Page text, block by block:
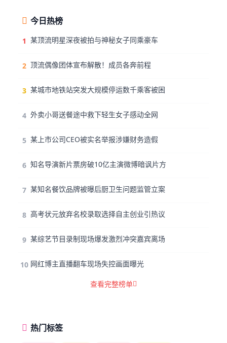
今日热榜
1 某顶流明星深夜被拍与神秘女子同乘豪车
2 顶流偶像团体宣布解散！成员各奔前程
3 某城市地铁站突发大规模停运数千乘客被困
4 外卖小哥送餐途中救下轻生女子感动全网
5 某上市公司CEO被实名举报涉嫌财务造假
6 知名导演新片票房破10亿主演微博暗讽片方
7 某知名餐饮品牌被曝后厨卫生问题监管立案
8 高考状元放弃名校录取选择自主创业引热议
9 某综艺节目录制现场爆发激烈冲突嘉宾离场
10 网红博主直播翻车现场失控画面曝光
查看完整榜单
热门标签